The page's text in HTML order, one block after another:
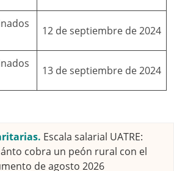
12 de septiembre de 2024
13 de septiembre de 2024
Escala salarial UATRE:
cobra un peón rural con el
de agosto 2026